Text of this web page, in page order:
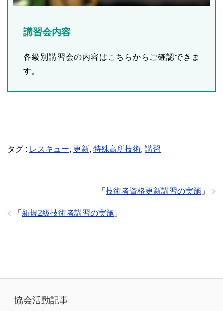
講習会内容
各級別講習会の内容はこちらからご確認できま
す。
タグ : レスキュー, 更新, 特殊高所技術, 講習
「 技術者資格更新講習の実施 」
「 新規2級技術者講習の実施 」
協会活動記事